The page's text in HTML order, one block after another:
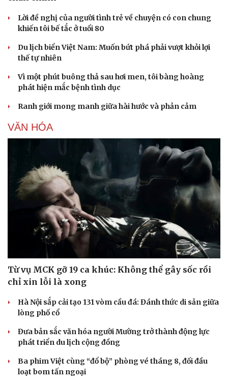
Lời đề nghị của người tình trẻ về chuyện có con chung
khiến tôi bế tắc ở tuổi 80
Du lịch biển Việt Nam: Muốn bứt phá phải vượt khỏi lợi
thế tự nhiên
Vì một phút buông thả sau hơi men, tôi bàng hoàng
phát hiện mắc bệnh tình dục
Ranh giới mong manh giữa hài hước và phản cảm
VĂN HÓA
Từ vụ MCK gỡ 19 ca khúc: Không thể gây sốc rồi
chỉ xin lỗi là xong
Hà Nội sắp cải tạo 131 vòm cầu đá: Đánh thức di sản giữa
lòng phố cổ
Đưa bản sắc văn hóa người Mường trở thành động lực
phát triển du lịch cộng đồng
Ba phim Việt cùng “đổ bộ” phòng vé tháng 8, đối đầu
loạt bom tấn ngoại